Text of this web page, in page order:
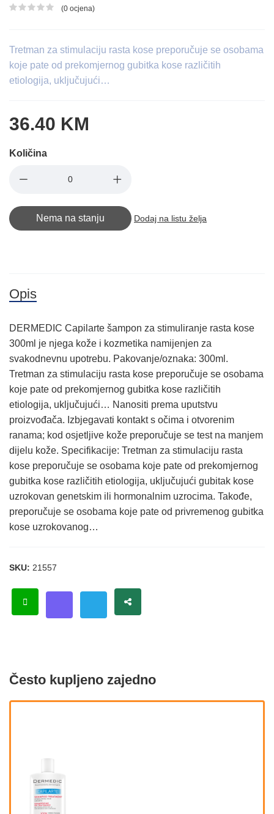
Ocjena proizvoda
(0 ocjena)
Tretman za stimulaciju rasta kose preporučuje se osobama
koje pate od prekomjernog gubitka kose različitih
etiologija, uključujući…
36.40 KM
Količina
Nema na stanju Dodaj na listu želja
Opis
DERMEDIC Capilarte šampon za stimuliranje rasta kose
300ml je njega kože i kozmetika namijenjen za
svakodnevnu upotrebu. Pakovanje/oznaka: 300ml.
Tretman za stimulaciju rasta kose preporučuje se osobama
koje pate od prekomjernog gubitka kose različitih
etiologija, uključujući… Nanositi prema uputstvu
proizvođača. Izbjegavati kontakt s očima i otvorenim
ranama; kod osjetljive kože preporučuje se test na manjem
dijelu kože. Specifikacije: Tretman za stimulaciju rasta
kose preporučuje se osobama koje pate od prekomjernog
gubitka kose različitih etiologija, uključujući gubitak kose
uzrokovan genetskim ili hormonalnim uzrocima. Takođe,
preporučuje se osobama koje pate od privremenog gubitka
kose uzrokovanog…
SKU: 21557
Često kupljeno zajedno